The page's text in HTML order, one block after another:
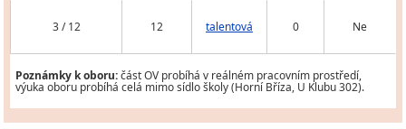
3 / 12 12 talentová 0 Ne
Poznámky k oboru:část OV probíhá v reálném pracovním prostředí,
výuka oboru probíhá celá mimo sídlo školy (Horní Bříza, U Klubu 302).